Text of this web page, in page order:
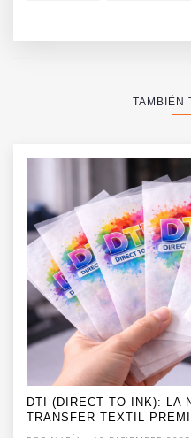
TAMBIÉN
DTI (DIRECT TO INK): LA
TRANSFER TEXTIL